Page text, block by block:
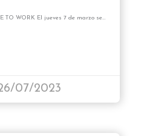
TO WORK El jueves 7 de marzo se…
07/2023